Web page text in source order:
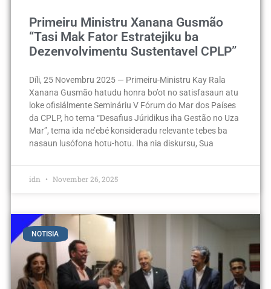
Primeiru Ministru Xanana Gusmão
“Tasi Mak Fator Estratejiku ba
Dezenvolvimentu Sustentavel CPLP”
Díli, 25 Novembru 2025 — Primeiru-Ministru Kay Rala
Xanana Gusmão hatudu honra bo’ot no satisfasaun atu
loke ofisiálmente Semináriu V Fórum do Mar dos Países
da CPLP, ho tema “Desafius Júridikus iha Gestão no Uza
Mar”, tema ida ne’ebé konsideradu relevante tebes ba
nasaun lusófona hotu-hotu. Iha nia diskursu, Sua
idn November 26, 2025
NOTISIA